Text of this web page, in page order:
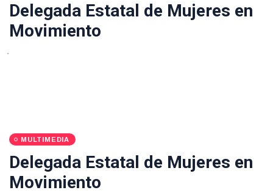
Delegada Estatal de Mujeres en
Movimiento
MULTIMEDIA
Delegada Estatal de Mujeres en
Movimiento